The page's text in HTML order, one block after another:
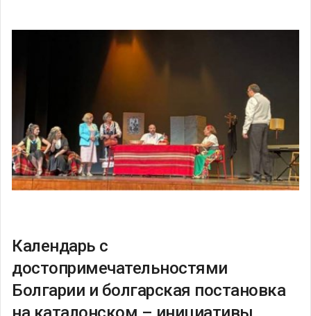
Календарь с
достопримечательностями
Болгарии и болгарская постановка